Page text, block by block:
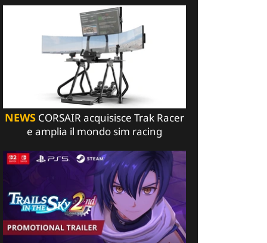
NEWS CORSAIR acquisisce Trak Racer
e amplia il mondo sim racing